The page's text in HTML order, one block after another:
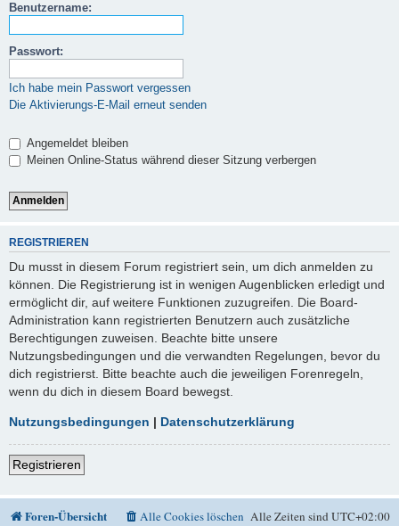
Benutzername:
Passwort:
Ich habe mein Passwort vergessen
Die Aktivierungs-E-Mail erneut senden
Angemeldet bleiben
Meinen Online-Status während dieser Sitzung verbergen
REGISTRIEREN
Du musst in diesem Forum registriert sein, um dich anmelden zu
können. Die Registrierung ist in wenigen Augenblicken erledigt und
ermöglicht dir, auf weitere Funktionen zuzugreifen. Die Board-
Administration kann registrierten Benutzern auch zusätzliche
Berechtigungen zuweisen. Beachte bitte unsere
Nutzungsbedingungen und die verwandten Regelungen, bevor du
dich registrierst. Bitte beachte auch die jeweiligen Forenregeln,
wenn du dich in diesem Board bewegst.
Nutzungsbedingungen | Datenschutzerklärung
Registrieren
Foren-Übersicht Alle Zeiten sindUTC+02:00
Alle Cookies löschen